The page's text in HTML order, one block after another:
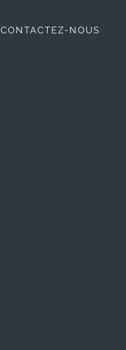
CONTACTEZ-NOUS